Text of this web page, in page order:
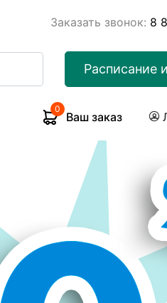
Заказать звонок: 8
Расписание
0
Ваш заказ